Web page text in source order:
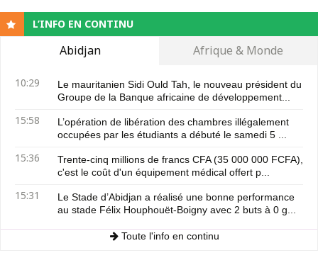
L’INFO EN CONTINU
Abidjan Afrique & Monde
10:29
Le mauritanien Sidi Ould Tah, le nouveau président du
Groupe de la Banque africaine de développement...
15:58
L’opération de libération des chambres illégalement
occupées par les étudiants a débuté le samedi 5 ...
15:36
Trente-cinq millions de francs CFA (35 000 000 FCFA),
c'est le coût d'un équipement médical offert p...
15:31
Le Stade d’Abidjan a réalisé une bonne performance
au stade Félix Houphouët-Boigny avec 2 buts à 0 g...
Toute l'info en continu